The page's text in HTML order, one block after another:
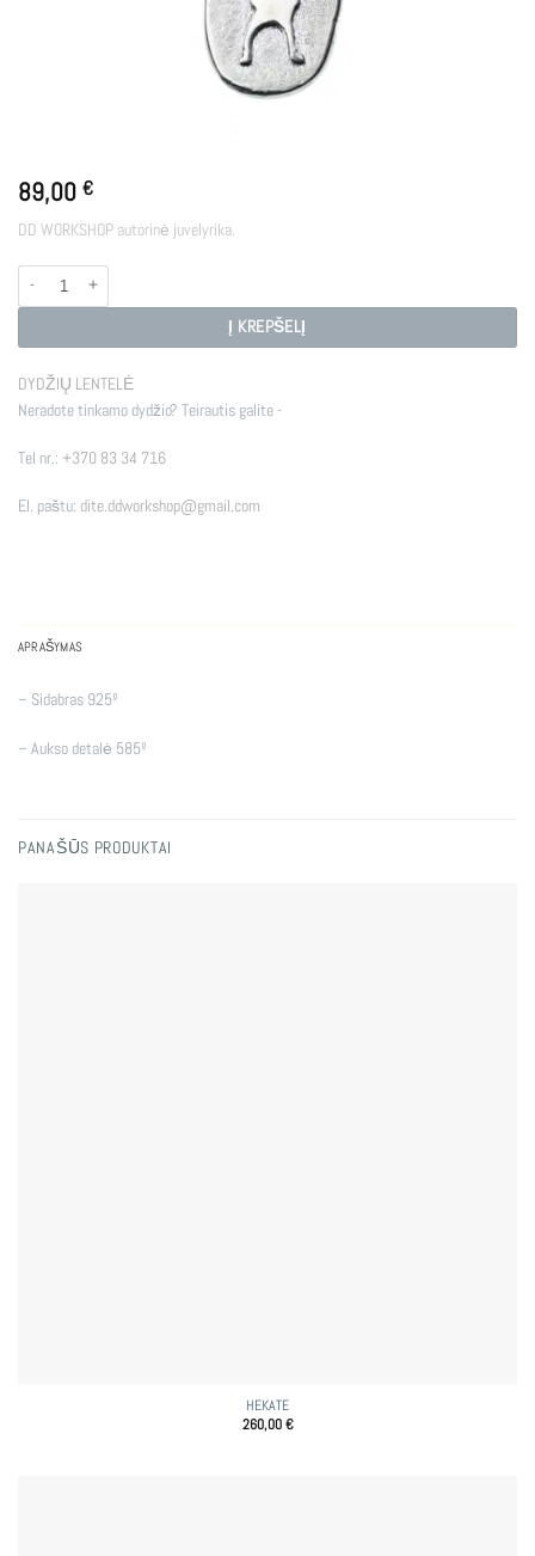
89,00 €
DD WORKSHOP autorinė juvelyrika.
produkto kiekis: ANGEL BOY
Į KREPŠELĮ
DYDŽIŲ LENTELĖ
Neradote tinkamo dydžio? Teirautis galite -
Tel nr.: +370 83 34 716
El. paštu: dite.ddworkshop@gmail.com
APRAŠYMAS
– Sidabras 925º
– Aukso detalė 585º
PANAŠŪS PRODUKTAI
HEKATE
260,00€